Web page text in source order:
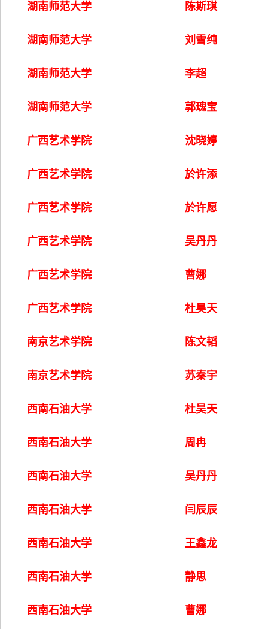
湖南师范大学 陈斯琪
湖南师范大学 刘雪纯
湖南师范大学 李超
湖南师范大学 郭瑰宝
广西艺术学院 沈晓婷
广西艺术学院 於许添
广西艺术学院 於许愿
广西艺术学院 吴丹丹
广西艺术学院 曹娜
广西艺术学院 杜昊天
南京艺术学院 陈文韬
南京艺术学院 苏秦宇
西南石油大学 杜昊天
西南石油大学 周冉
西南石油大学 吴丹丹
西南石油大学 闫辰辰
西南石油大学 王鑫龙
西南石油大学 静思
西南石油大学 曹娜